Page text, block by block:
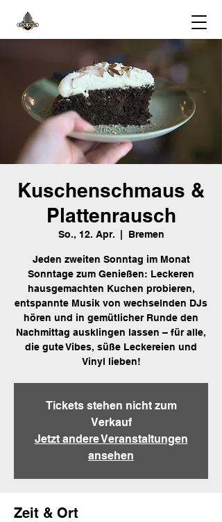
Kuschenschmaus &
Plattenrausch
So., 12. Apr.
  |
Bremen
Jeden zweiten Sonntag im Monat
Sonntage zum Genießen: Leckeren
hausgemachten Kuchen probieren,
entspannte Musik von wechselnden DJs
hören und in gemütlicher Runde den
Nachmittag ausklingen lassen – für alle,
die gute Vibes, süße Leckereien und
Tickets stehen nicht zum
Verkauf
Jetzt andere Veranstaltungen
ansehen
Zeit & Ort